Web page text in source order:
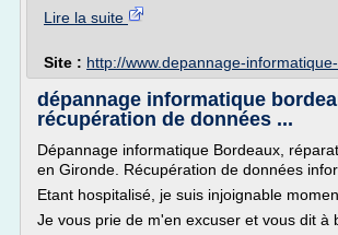
Lire la suite
Site : http://www.depannage-
dépannage informatique
récupération de données ...
Dépannage informatique Bordeaux,
en Gironde. Récupération de données
Etant hospitalisé, je suis injoignable
Je vous prie de m'en excuser et vous dit à